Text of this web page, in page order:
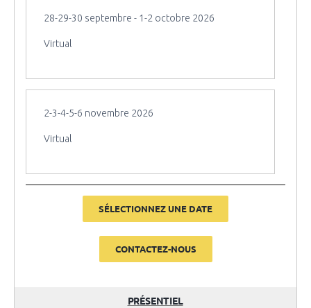
28-29-30 septembre - 1-2 octobre 2026
Virtual
2-3-4-5-6 novembre 2026
Virtual
SÉLECTIONNEZ UNE DATE
CONTACTEZ-NOUS
PRÉSENTIEL